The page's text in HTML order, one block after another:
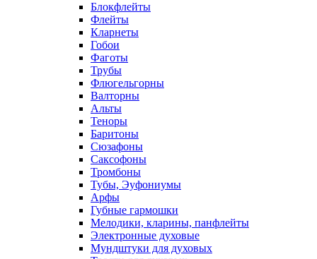
Блокфлейты
Флейты
Кларнеты
Гобои
Фаготы
Трубы
Флюгельгорны
Валторны
Альты
Теноры
Баритоны
Сюзафоны
Саксофоны
Тромбоны
Тубы, Эуфониумы
Арфы
Губные гармошки
Мелодики, кларины, панфлейты
Электронные духовые
Мундштуки для духовых